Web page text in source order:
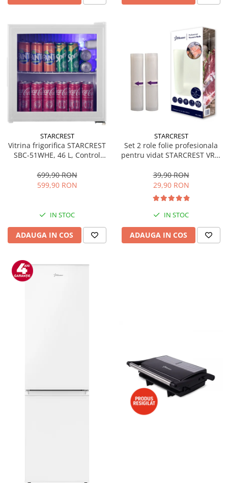
STARCREST
Vitrina frigorifica STARCREST
SBC-51WHE, 46 L, Control
48.8 cm, Alb
699,90 RON
599,90 RON
IN STOC
ADAUGA IN COS
STARCREST
Set 2 role folie profesionala
pentru vidat STARCREST VRL-
reutilizabile, sous vide,
lavabile in masina de spalat,
fara BPA, transparent
39,90 RON
29,90 RON
IN STOC
ADAUGA IN COS